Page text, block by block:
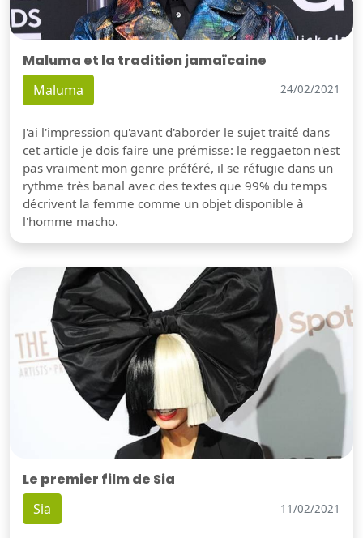
Maluma et la tradition jamaïcaine
Maluma 24/02/2021
J'ai l'impression qu'avant d'aborder le sujet traité dans
cet article je dois faire une prémisse: le reggaeton n'est
pas vraiment mon genre préféré, il se réfugie dans un
rythme très banal avec des textes que 99% du temps
décrivent la femme comme un objet disponible à
l'homme macho.
Le premier film de Sia
Sia 11/02/2021